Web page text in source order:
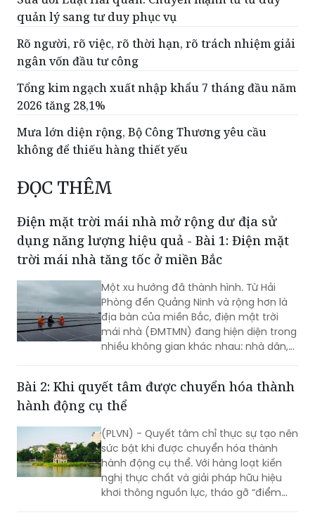
Rõ người, rõ việc, rõ thời hạn, rõ trách nhiệm giải
ngân vốn đầu tư công
Tổng kim ngạch xuất nhập khẩu 7 tháng đầu năm
2026 tăng 28,1%
Mưa lớn diện rộng, Bộ Công Thương yêu cầu
không để thiếu hàng thiết yếu
ĐỌC THÊM
Điện mặt trời mái nhà mở rộng dư địa sử
trời mái nhà tăng tốc ở miền Bắc
Một xu hướng đã thành hình. Từ Hải
Phòng đến Quảng Ninh và rộng hơn là
địa bàn của miền Bắc, điện mặt trời
mái nhà (ĐMTMN) đang hiện diện trong
nhiều không gian khác nhau: nhà dân,
cơ sở sản xuất, nhà máy, khu công
nghiệp và quan trọng hơn, các hệ
thống đã vận hành đang chứng minh
Bài 2: Khi quyết tâm được chuyển hóa thành
(PLVN) - Quyết tâm chỉ thực sự tạo nên
sức bật khi được chuyển hóa thành
hành động cụ thể. Với hàng loạt kiến
nghị thực chất và giải pháp hữu hiệu
khơi thông nguồn lực, tháo gỡ “điểm
nghẽn” về đầu tư, đất đai, hạ tầng và
môi trường kinh doanh (KD), hy vọng Hà
Nội sẽ tạo nền tảng để mở rộng không
Doanh nghiệp nhỏ và vừa Thủ đô: “Hòa nhịp